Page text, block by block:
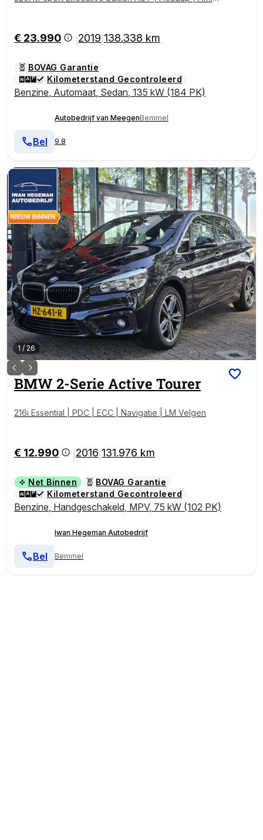
€ 23.990 2019 138.338 km
BOVAG Garantie
Kilometerstand Gecontroleerd
Benzine, Automaat, Sedan, 135 kW (184 PK)
Autobedrijf van MeegenBemmel
9.8
Bel
1 / 26
BMW2-Serie Active Tourer
216i Essential | PDC | ECC | Navigatie | LM Velgen
€ 12.990 2016 131.976 km
Net Binnen
BOVAG Garantie
Kilometerstand Gecontroleerd
Benzine, Handgeschakeld, MPV, 75 kW (102 PK)
Iwan Hegeman Autobedrijf
Bemmel
Bel